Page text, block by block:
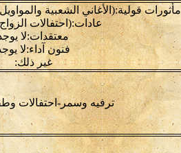
مأثورات قولية:(الأغاني الشعبية
عادات:(احتفالات
معتقدات:لا
فنون آداء:لا
غير ذلك:
ترفيه وسمر-احتفالات